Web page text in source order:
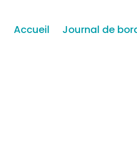
Accueil Journal de